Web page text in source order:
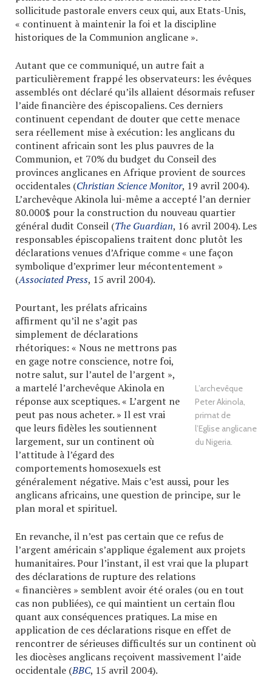
sollicitude pastorale envers ceux qui, aux Etats-Unis,
« continuent à maintenir la foi et la discipline
historiques de la Communion anglicane ».
Autant que ce communiqué, un autre fait a
particulièrement frappé les observateurs: les évêques
assemblés ont déclaré qu’ils allaient désormais refuser
l’aide financière des épiscopaliens. Ces derniers
continuent cependant de douter que cette menace
sera réellement mise à exécution: les anglicans du
continent africain sont les plus pauvres de la
Communion, et 70% du budget du Conseil des
provinces anglicanes en Afrique provient de sources
occidentales (Christian Science Monitor, 19 avril 2004).
L’archevêque Akinola lui-même a accepté l’an dernier
80.000$ pour la construction du nouveau quartier
général dudit Conseil (The Guardian, 16 avril 2004). Les
responsables épiscopaliens traitent donc plutôt les
déclarations venues d’Afrique comme « une façon
symbolique d’exprimer leur mécontentement »
(Associated Press, 15 avril 2004).
L’archevêque
Peter Akinola,
primat de
l’Eglise anglicane
du Nigeria.
Pourtant, les prélats africains
affirment qu’il ne s’agit pas
simplement de déclarations
rhétoriques: « Nous ne mettrons pas
en gage notre conscience, notre foi,
notre salut, sur l’autel de l’argent »,
a martelé l’archevêque Akinola en
réponse aux sceptiques. « L’argent ne
peut pas nous acheter. » Il est vrai
que leurs fidèles les soutiennent
largement, sur un continent où
l’attitude à l’égard des
comportements homosexuels est
généralement négative. Mais c’est aussi, pour les
anglicans africains, une question de principe, sur le
plan moral et spirituel.
En revanche, il n’est pas certain que ce refus de
l’argent américain s’applique également aux projets
humanitaires. Pour l’instant, il est vrai que la plupart
des déclarations de rupture des relations
« financières » semblent avoir été orales (ou en tout
cas non publiées), ce qui maintient un certain flou
quant aux conséquences pratiques. La mise en
application de ces déclarations risque en effet de
rencontrer de sérieuses difficultés sur un continent où
les diocèses anglicans reçoivent massivement l’aide
occidentale (BBC, 15 avril 2004).